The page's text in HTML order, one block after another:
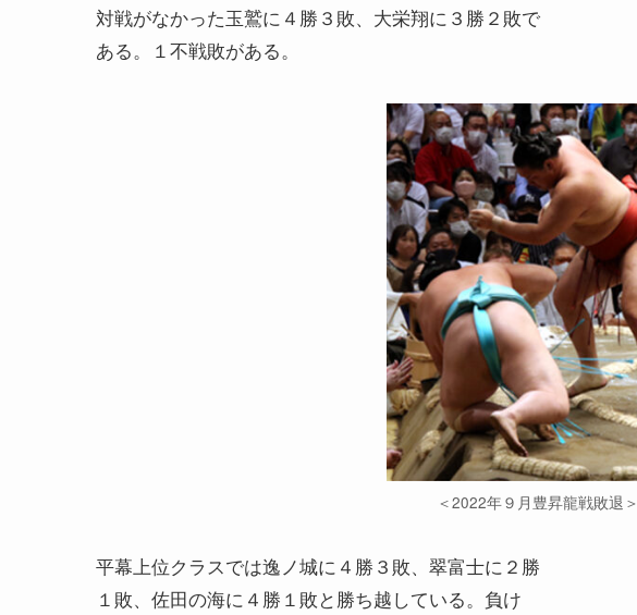
対戦がなかった玉鷲に４勝３敗、大栄翔に３勝２敗で
ある。１不戦敗がある。
＜2022年９月豊昇龍戦敗退＞
平幕上位クラスでは逸ノ城に４勝３敗、翠富士に２勝
１敗、佐田の海に４勝１敗と勝ち越している。負け